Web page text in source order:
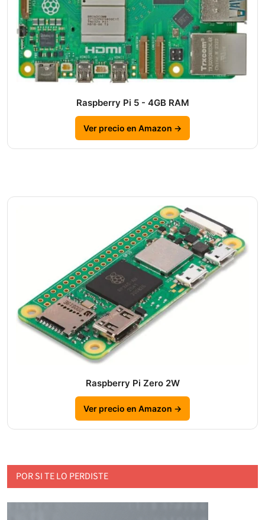
Raspberry Pi 5 - 4GB RAM
Ver precio en Amazon →
Raspberry Pi Zero 2W
Ver precio en Amazon →
POR SI TE LO PERDISTE